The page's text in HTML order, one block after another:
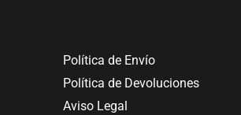
Política de Envío
Política de Devoluciones
Aviso Legal